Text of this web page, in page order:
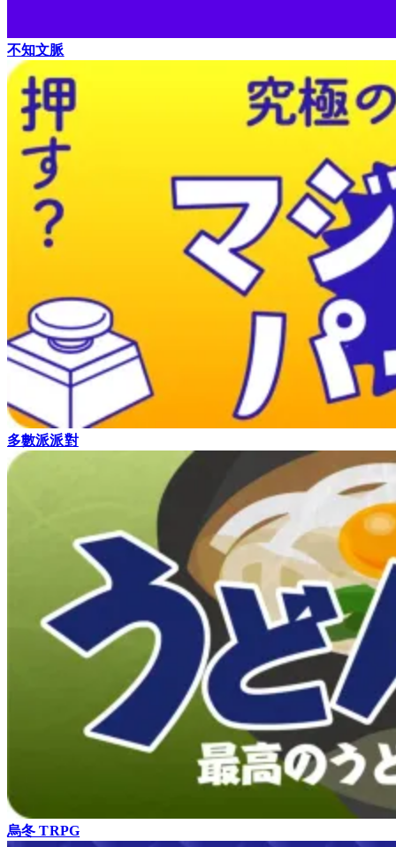
不知文脈
多數派派對
烏冬 TRPG